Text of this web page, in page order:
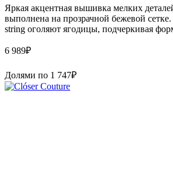
Яркая акцентная вышивка мелких
выполнена на прозрачной бежевой
string оголяют ягодицы, подчеркивая
6 989₽
Долями по 1 747₽